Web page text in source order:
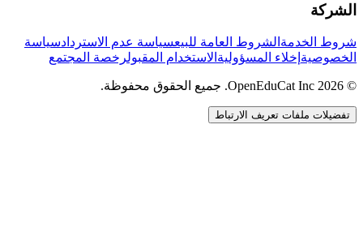
الشركة
شروط الخدمة الشروط العامة للبيعسياسة عدم الاستردادسياسة
الخصوصية إخلاء المسؤولية الاستخدام المقبولرخصة المجتمع
© 2026 OpenEduCat Inc. جميع الحقوق محفوظة.
تفضيلات ملفات تعريف الارتباط